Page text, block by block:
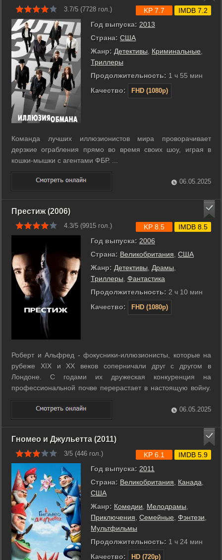
3.7/5 (7728 гол.)
Год выпуска: 2013
Страна: США
Жанр: Детективы, Криминальные,
Триллеры
Продолжительность: 1 ч 55 мин
Качество:
FHD (1080p)
KP 7.7 IMDB 7.2
Команда лучших иллюзионистов мира проворачивает
дерзкие ограбления прямо во время своих шоу, играя в
кошки-мышки с агентами ФБР. ...
06.05.2025
Престиж (2006)
4.3/5 (9915 гол.)
Год выпуска: 2006
Страна: Великобритания США
Жанр: Детективы Драмы
Триллеры Фантастика
Продолжительность: 2 ч 10 мин
Качество:
FHD (1080p)
KP 8.5 IMDB 8.5
Роберт и Альфред - фокусники-иллюзионисты, которые на
рубеже XIX и XX веков соперничали друг с другом в
Лондоне. С годами их дружеская конкуренция на
профессиональной почве перерастает в настоящую войну.
Они готовы на все, чтобы выведать друг у друга секреты
фантастических трюков и сорвать их исполнение.
Непримиримая вражда, вспыхнувшая между ...
06.05.2025
Гномео и Джульетта (2011)
3/5 (446 гол.)
Год выпуска: 2011
Страна: Великобритания, Канада,
США
Жанр: Комедии, Мелодрамы,
Приключения, Семейные, Фэнтези,
Мультфильмы
Продолжительность: 1 ч 24 мин
Качество:
HD (720p)
KP 6.1 IMDB 5.9